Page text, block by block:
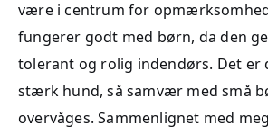
være i centrum for
fungerer godt med børn, da den
tolerant og rolig indendørs. Det er
stærk hund, så samvær med små
overvåges. Sammenlignet med